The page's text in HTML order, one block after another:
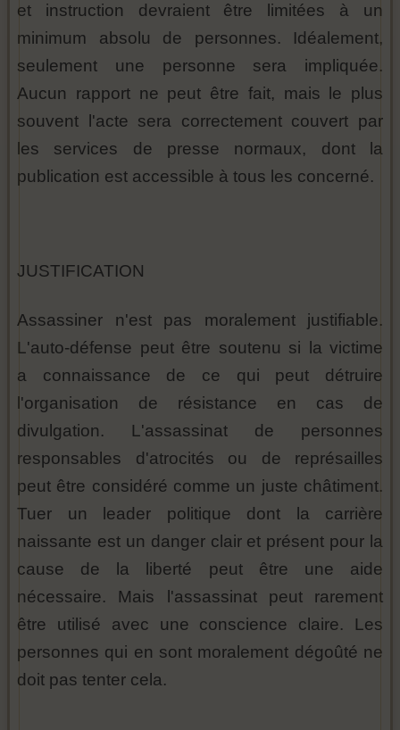
et instruction devraient être limitées à un
minimum absolu de personnes. Idéalement,
seulement une personne sera impliquée.
Aucun rapport ne peut être fait, mais le plus
souvent l'acte sera correctement couvert par
les services de presse normaux, dont la
publication est accessible à tous les concerné.
JUSTIFICATION
Assassiner n'est pas moralement justifiable.
L'auto-défense peut être soutenu si la victime
a connaissance de ce qui peut détruire
l'organisation de résistance en cas de
divulgation. L'assassinat de personnes
responsables d'atrocités ou de représailles
peut être considéré comme un juste châtiment.
Tuer un leader politique dont la carrière
naissante est un danger clair et présent pour la
cause de la liberté peut être une aide
nécessaire. Mais l'assassinat peut rarement
être utilisé avec une conscience claire. Les
personnes qui en sont moralement dégoûté ne
doit pas tenter cela.